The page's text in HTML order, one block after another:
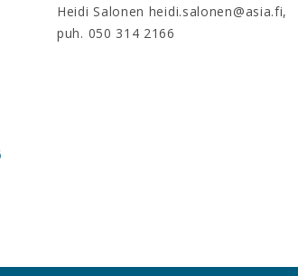
Heidi Salonen heidi.salonen@asia.fi,
puh. 050 314 2166